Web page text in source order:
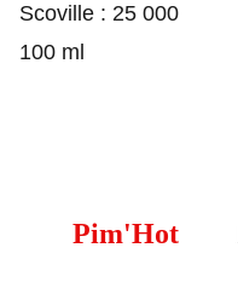
Scoville : 25 000
100 ml
Pim'Hot